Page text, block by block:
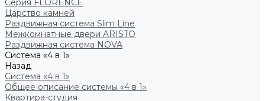
Серия FLORENCE
Царство камней
Раздвижная система Slim Line
Межкомнатные двери ARISTO
Раздвижная система NOVA
Система «4 в 1»
Назад
Система «4 в 1»
Общее описание системы «4 в 1»
Квартира-студия